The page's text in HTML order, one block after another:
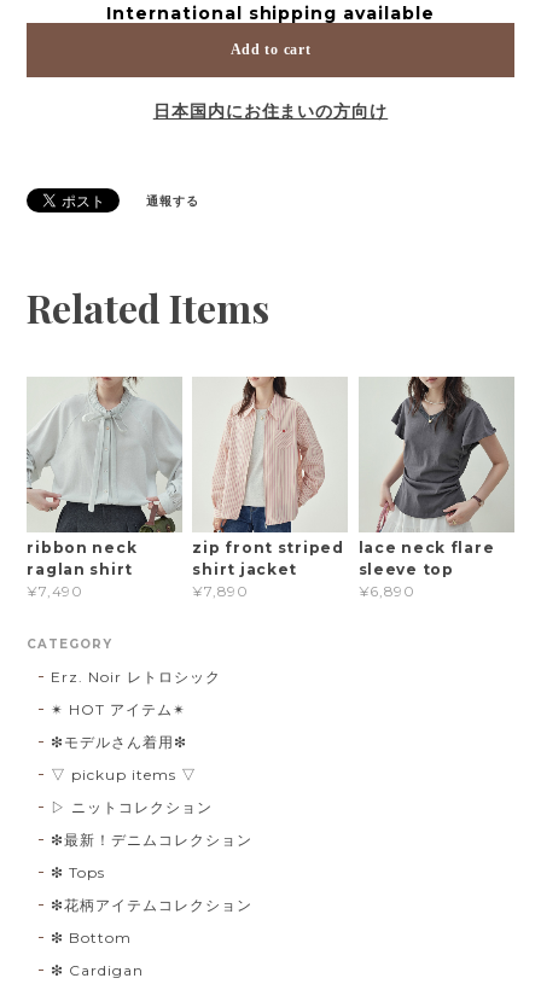
International shipping available
Add to cart
日本国内にお住まいの方向け
通報する
Related Items
ribbon neck
raglan shirt
¥7,490
zip front striped
shirt jacket
¥7,890
lace neck flare
sleeve top
¥6,890
CATEGORY
Erz. Noir レトロシック
✴︎ HOT アイテム✴︎
❇︎モデルさん着用❇︎
▽ pickup items ▽
▷ ニットコレクション
❇︎最新！デニムコレクション
❇︎ Tops
❇︎花柄アイテムコレクション
❇︎ Bottom
❇︎ Cardigan